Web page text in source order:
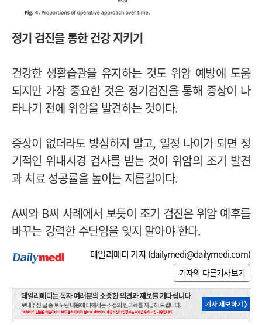
정기 검진을 통한 건강 지키기
건강한 생활습관을 유지하는 것도 위암 예방에 도움
되지만 가장 중요한 것은 정기검진을 통해 증상이 나
타나기 전에 위암을 발견하는 것이다.
증상이 없더라도 방심하지 말고, 일정 나이가 되면 정
기적인 위내시경 검사를 받는 것이 위암의 조기 발견
과 치료 성공률을 높이는 지름길이다.
A씨와 B씨 사례에서 보듯이 조기 검진은 위암 예후를
바꾸는 강력한 수단임을 잊지 말아야 한다.
데일리메디 기자 (dailymedi@dailymedi.com)
기자의 다른기사보기